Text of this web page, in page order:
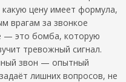
цену имеет формула,
врагам за звонкое
— это бомба, которую
тревожный сигнал.
звон — опытный
лишних вопросов, не